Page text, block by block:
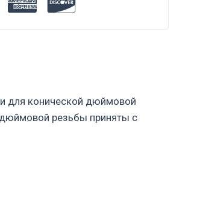
для конической дюймовой
резьбы приняты с